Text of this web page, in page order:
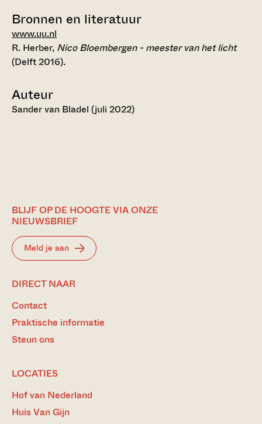
Bronnen en literatuur
www.uu.nl
R. Herber, Nico Bloembergen - meester van het licht
(Delft 2016).
Auteur
Sander van Bladel (juli 2022)
BLIJF OP DE HOOGTE VIA ONZE
NIEUWSBRIEF
Meld je aan
DIRECT NAAR
Contact
Praktische informatie
Steun ons
LOCATIES
Hof van Nederland
Huis Van Gijn